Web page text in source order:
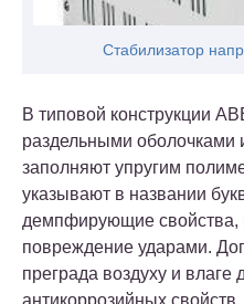
Стабилизатор
В типовой конструкции
раздельными
заполняют упругим
указывают в названии
демпфирующие свойства,
повреждение ударами.
преграда воздуху и влаге
антикоррозийных